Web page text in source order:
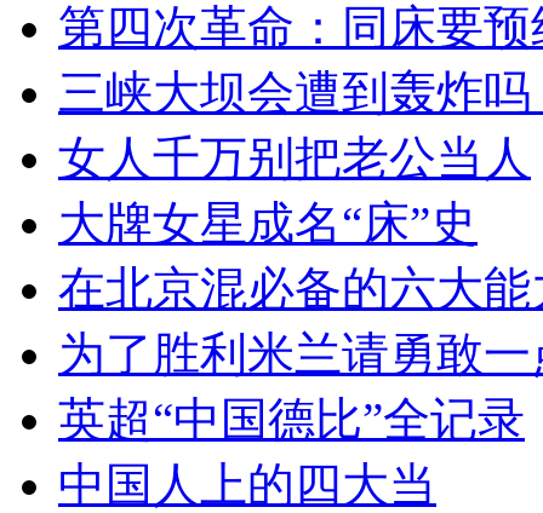
第四次革命：同床要预
三峡大坝会遭到轰炸吗
女人千万别把老公当人
大牌女星成名“床”史
在北京混必备的六大能
为了胜利米兰请勇敢一
英超“中国德比”全记录
中国人上的四大当